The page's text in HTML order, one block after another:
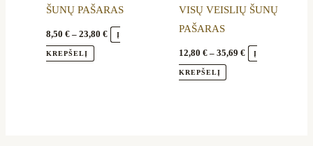
ŠUNŲ PAŠARAS
8,50€ – 23,80€ Į
KREPŠELĮ
product
page
VISŲ VEISLIŲ ŠUNŲ
PAŠARAS
12,80 € – 35,69 € Į
KREPŠELĮ
product